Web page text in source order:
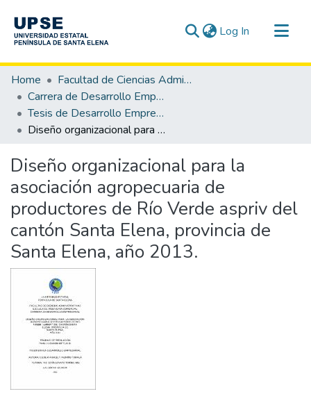
Log In (current)
Communities & Collections
All of DSpace
Statistics
Home
Facultad de Ciencias Administrativas
Carrera de Desarrollo Empresarial
Tesis de Desarrollo Empresarial
Diseño organizacional para la asociación agropecuaria de productores de Río Verde aspriv del cantón Santa Elena, provincia de Santa Elena, año 2013.
Diseño organizacional para la
asociación agropecuaria de
productores de Río Verde aspriv del
cantón Santa Elena, provincia de
Santa Elena, año 2013.